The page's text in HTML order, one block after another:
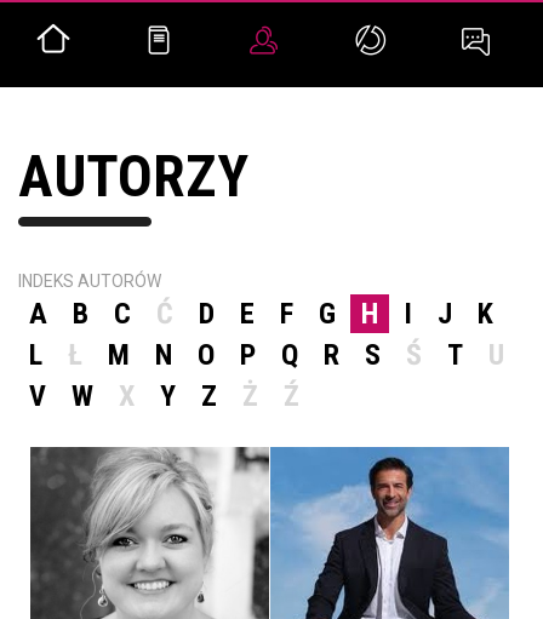
AUTORZY
INDEKS AUTORÓW
A B C Ć D E F G H I J
K
L
Ł M N O P Q R S Ś T
U
V
W X Y Z Ż Ź